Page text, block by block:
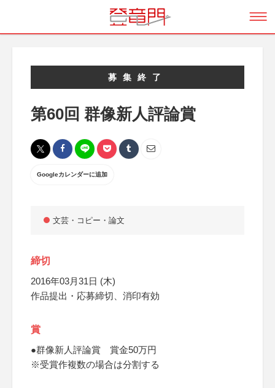
募集終了
第60回 群像新人評論賞
Googleカレンダーに追加
文芸・コピー・論文
締切
2016年03月31日 (木)
作品提出・応募締切、消印有効
賞
●群像新人評論賞 賞金50万円
※受賞作複数の場合は分割する